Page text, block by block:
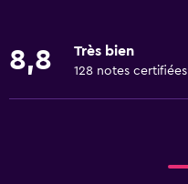
8,8 Très bien
128 notes certifiées